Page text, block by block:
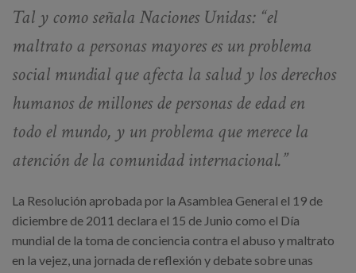
Tal y como señala Naciones Unidas: “el
maltrato a personas mayores es un problema
social mundial que afecta la salud y los derechos
humanos de millones de personas de edad en
todo el mundo, y un problema que merece la
atención de la comunidad internacional.”
La Resolución aprobada por la Asamblea General el 19 de
diciembre de 2011 declara el 15 de Junio como el Día
mundial de la toma de conciencia contra el abuso y maltrato
en la vejez, una jornada de reflexión y debate sobre unas